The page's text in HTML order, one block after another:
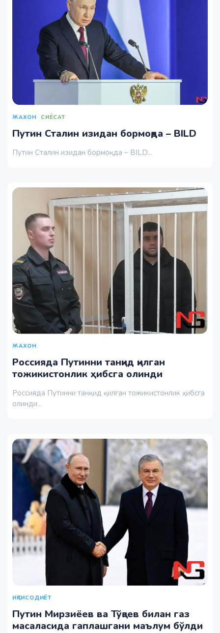
ЖАХОН СИЁСАТ
Путин Сталин изидан бормоқда – BILD
Путин Сталин изидан бормоқда – BILD...
ЖАХОН
Россияда Путинни танқид қилган
тожикистонлик ҳибсга олинди
Россияда Путинни танқид қилган тожикистонлик ҳибсга
олинди...
ИҚТИСОДИЁТ
Путин Мирзиёев ва Тўқаев билан газ
масаласида гаплашгани маълум бўлди